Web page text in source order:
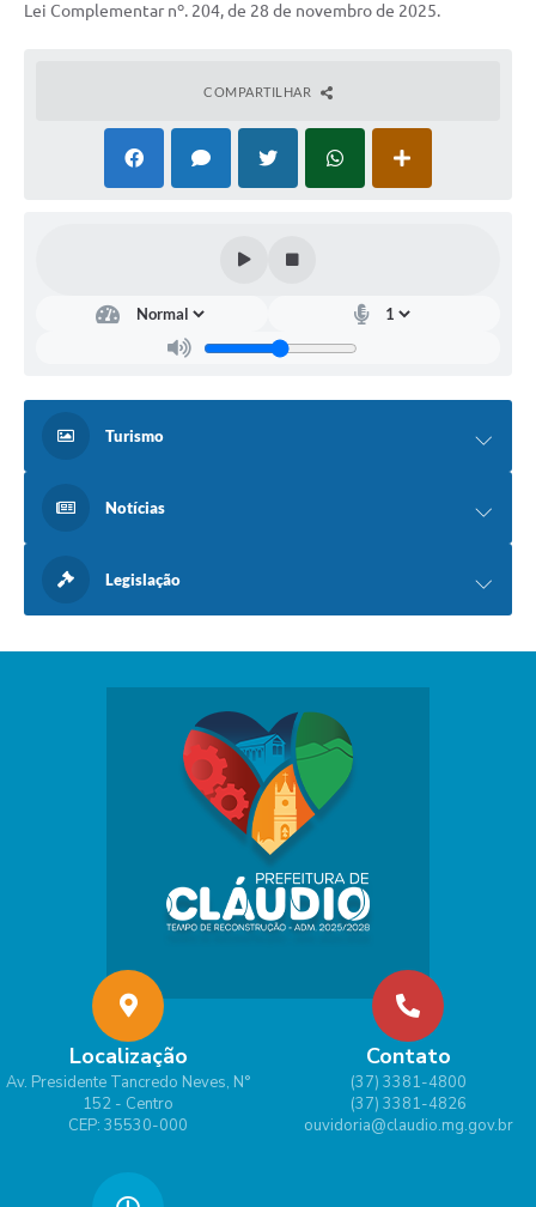
Lei Complementar nº. 204, de 28 de novembro de 2025.
COMPARTILHAR
Turismo
Notícias
Legislação
Localização
Av. Presidente Tancredo Neves, N°
152 - Centro
CEP: 35530-000
Contato
(37) 3381-4800
(37) 3381-4826
ouvidoria@claudio.mg.gov.br